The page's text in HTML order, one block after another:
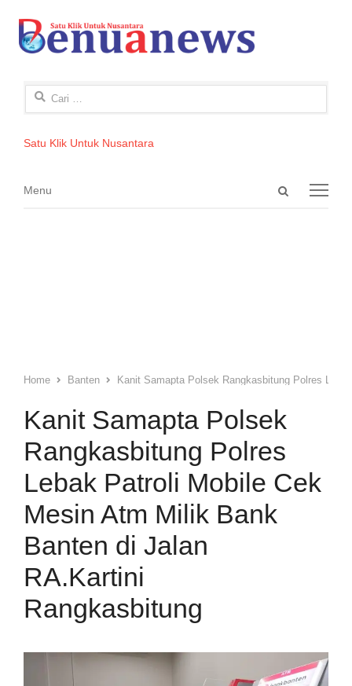
Cari
Satu Klik Untuk Nusantara
Open
Menu
Menu
Home Banten Kanit Samapta Polsek Rangkasbitung Polres
Kanit Samapta Polsek
Rangkasbitung Polres
Lebak Patroli Mobile Cek
Mesin Atm Milik Bank
Banten di Jalan
RA.Kartini
Rangkasbitung